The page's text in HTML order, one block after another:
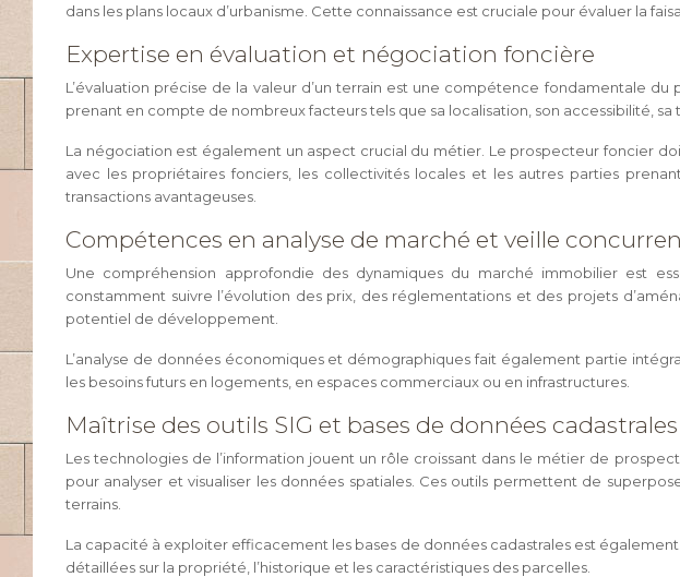
dans les plans locaux d’urbanisme. Cette connaissance est cruciale pour évaluer la
Expertise en évaluation et négociation foncière
L’évaluation précise de la valeur d’un terrain est une compétence fondamentale
prenant en compte de nombreux facteurs tels que sa localisation, son accessibilité,
La négociation est également un aspect crucial du métier. Le prospecteur foncier
avec les propriétaires fonciers, les collectivités locales et les autres parties
transactions avantageuses.
Compétences en analyse de marché et veille
Une compréhension approfondie des dynamiques du marché immobilier est
constamment suivre l’évolution des prix, des réglementations et des projets
potentiel de développement.
L’analyse de données économiques et démographiques fait également partie
les besoins futurs en logements, en espaces commerciaux ou en infrastructures.
Maîtrise des outils SIG et bases de données cadastrales
Les technologies de l’information jouent un rôle croissant dans le métier de
pour analyser et visualiser les données spatiales. Ces outils permettent de
terrains.
La capacité à exploiter efficacement les bases de données cadastrales est
détaillées sur la propriété, l’historique et les caractéristiques des parcelles.